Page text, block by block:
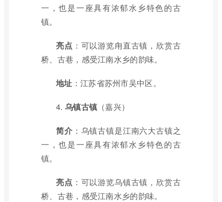
一，也是一座具有浓郁水乡特色的古
镇。
亮点 ：可以游览甪直古镇，欣赏古
桥、古巷，感受江南水乡的韵味。
地址 ：江苏省苏州市吴中区。
4. 乌镇古镇 （嘉兴）
简介 ：乌镇古镇是江南六大古镇之
一，也是一座具有浓郁水乡特色的古
镇。
亮点 ：可以游览乌镇古镇，欣赏古
桥、古巷，感受江南水乡的韵味。